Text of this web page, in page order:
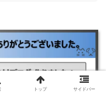
トップ サイドバー